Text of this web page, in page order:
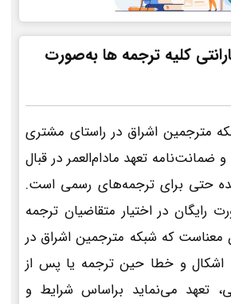
کلیه ترجمه ها به‌صورت
مترجمین اشراق در راستای مشتری
و ضمانت‌نامه تعهد مادام‌العمر در قبال
حتی برای ترجمه‌های رسمی است.
در اختیار متقاضیان ترجمه
معناست که شبکه مترجمین اشراق در
اشکال و خطا حین ترجمه یا پس از
تعهد می‌نماید براساس شرایط و